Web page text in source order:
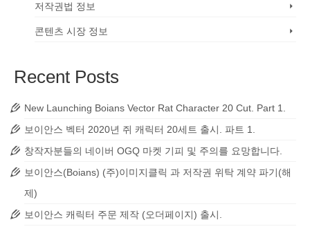
저작권법 정보
콘텐츠 시장 정보
Recent Posts
New Launching Boians Vector Rat Character 20 Cut. Part 1.
보이안스 벡터 2020년 쥐 캐릭터 20세트 출시. 파트 1.
창작자분들의 네이버 OGQ 마켓 기피 및 주의를 요망합니다.
보이안스(Boians) (주)이미지클릭 과 저작권 위탁 계약 파기(해
제)
보이안스 캐릭터 주문 제작 (오더페이지) 출시.